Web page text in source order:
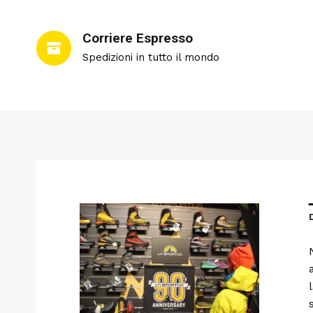
Corriere Espresso
Spedizioni in tutto il mondo